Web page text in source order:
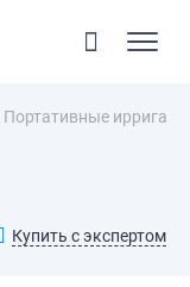
Портативные
Купить с экспертом